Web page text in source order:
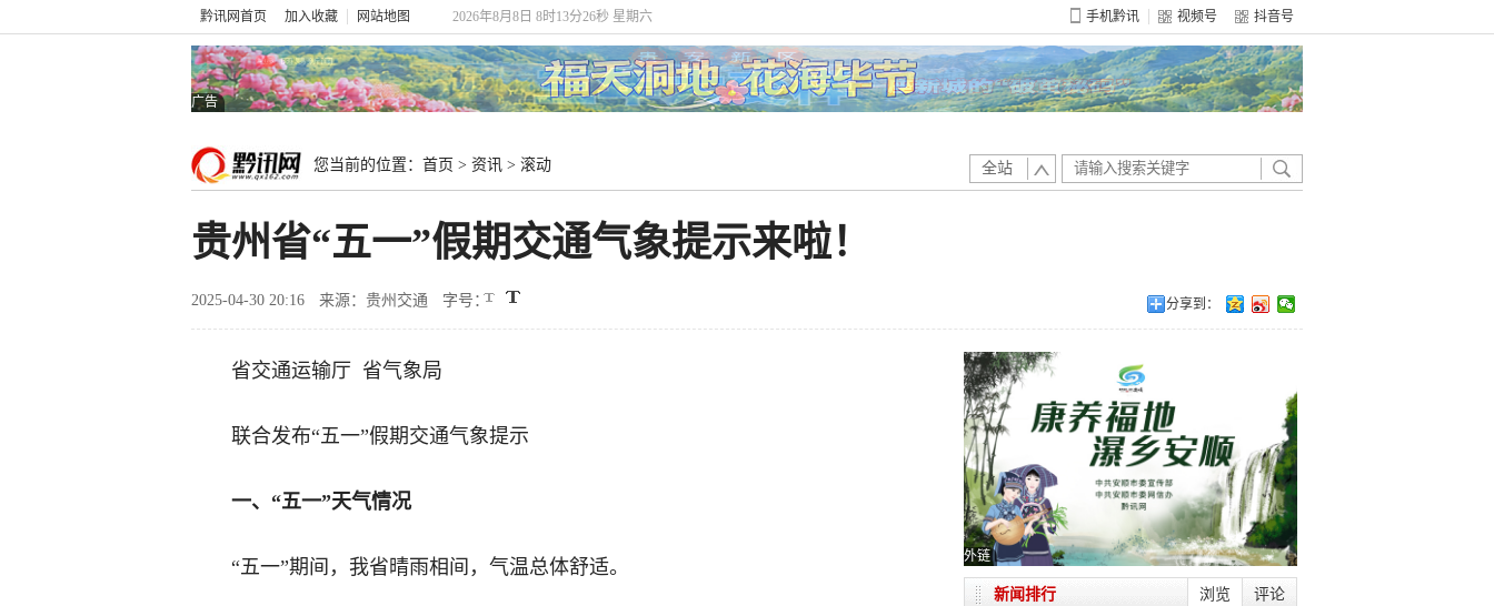
黔讯网首页 加入收藏 网站地图 2026年8月8日 8时13分26秒 星期六 手机黔讯 视频号 抖音号
广告
您当前的位置： 首页 > 资讯 > 滚动 全站
贵州省“五一”假期交通气象提示来啦！
2025-04-30 20:16 来源：贵州交通 字号： 分享到：
省交通运输厅 省气象局
联合发布“五一”假期交通气象提示
一、“五一”天气情况
“五一”期间，我省晴雨相间，气温总体舒适。
外链
浏览 评论
新闻排行